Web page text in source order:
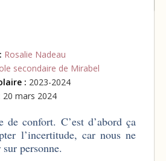
Rosalie Nadeau
secondaire de Mirabel
: 2023-2024
20 mars 2024
de confort. C’est d’abord ça
l’incertitude, car nous ne
personne.